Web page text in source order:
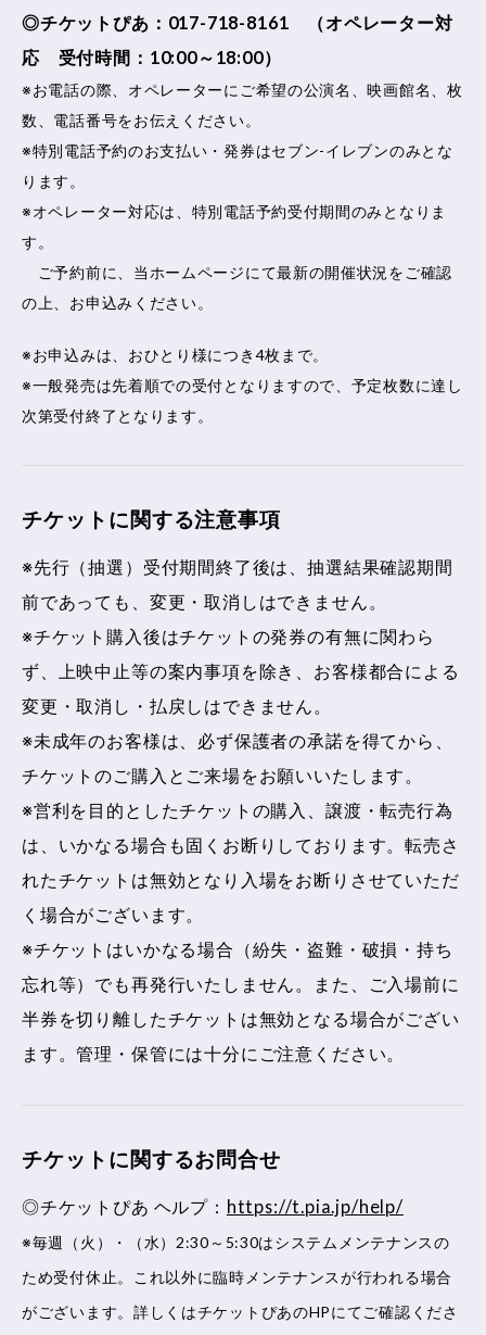
◎チケットぴあ：017-718-8161 （オペレーター対
応 受付時間：10:00～18:00）
※お電話の際、オペレーターにご希望の公演名、映画館名、枚
数、電話番号をお伝えください。
※特別電話予約のお支払い・発券はセブン-イレブンのみとな
ります。
※オペレーター対応は、特別電話予約受付期間のみとなりま
す。
ご予約前に、当ホームページにて最新の開催状況をご確認
の上、お申込みください。
※お申込みは、おひとり様につき4枚まで。
※一般発売は先着順での受付となりますので、予定枚数に達し
次第受付終了となります。
チケットに関する注意事項
※先行（抽選）受付期間終了後は、抽選結果確認期間
前であっても、変更・取消しはできません。
※チケット購入後はチケットの発券の有無に関わら
ず、上映中止等の案内事項を除き、お客様都合による
変更・取消し・払戻しはできません。
※未成年のお客様は、必ず保護者の承諾を得てから、
チケットのご購入とご来場をお願いいたします。
※営利を目的としたチケットの購入、譲渡・転売行為
は、いかなる場合も固くお断りしております。転売さ
れたチケットは無効となり入場をお断りさせていただ
く場合がございます。
※チケットはいかなる場合（紛失・盗難・破損・持ち
忘れ等）でも再発行いたしません。また、ご入場前に
半券を切り離したチケットは無効となる場合がござい
ます。管理・保管には十分にご注意ください。
チケットに関するお問合せ
◎チケットぴあ ヘルプ： https://t.pia.jp/help/
※毎週（火）・（水）2:30～5:30はシステムメンテナンスの
ため受付休止。これ以外に臨時メンテナンスが行われる場合
がございます。詳しくはチケットぴあのHPにてご確認くださ